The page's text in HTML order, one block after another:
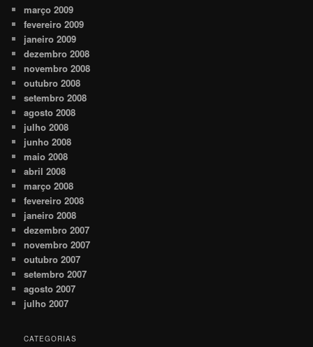
março 2009
fevereiro 2009
janeiro 2009
dezembro 2008
novembro 2008
outubro 2008
setembro 2008
agosto 2008
julho 2008
junho 2008
maio 2008
abril 2008
março 2008
fevereiro 2008
janeiro 2008
dezembro 2007
novembro 2007
outubro 2007
setembro 2007
agosto 2007
julho 2007
CATEGORIAS